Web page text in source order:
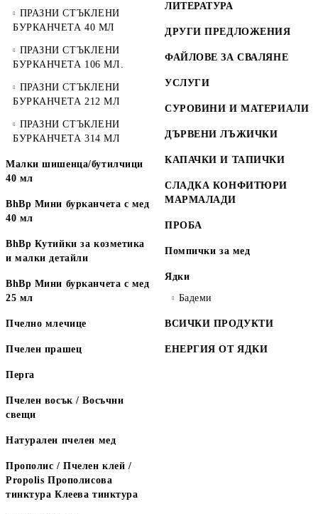
ПРАЗНИ СТЪКЛЕНИ
БУРКАНЧЕТА 40 МЛ
ПРАЗНИ СТЪКЛЕНИ
БУРКАНЧЕТА 106 МЛ.
ПРАЗНИ СТЪКЛЕНИ
БУРКАНЧЕТА 212 МЛ
ПРАЗНИ СТЪКЛЕНИ
БУРКАНЧЕТА 314 МЛ
Малки шишенца/бутилчици
40 мл
BhBp Мини бурканчета с мед
40 мл
BhBp Кутийки за козметика
и малки детайли
BhBp Мини бурканчета с мед
25 мл
Пчелно млечице
Пчелен прашец
Перга
Пчелен восък / Восъчни
свещи
Натурален пчелен мед
Прополис / Пчелен клей /
Propolis Прополисова
тинктура Клеева тинктура
ЛИТЕРАТУРА
ДРУГИ ПРЕДЛОЖЕНИЯ
ФАЙЛОВЕ ЗА СВАЛЯНЕ
УСЛУГИ
СУРОВИНИ И МАТЕРИАЛИ
ДЪРВЕНИ ЛЪЖИЧКИ
КАПАЧКИ И ТАПИЧКИ
СЛАДКА КОНФИТЮРИ
МАРМАЛАДИ
ПРОБА
Помпички за мед
Ядки
Бадеми
ВСИЧКИ ПРОДУКТИ
ЕНЕРГИЯ ОТ ЯДКИ